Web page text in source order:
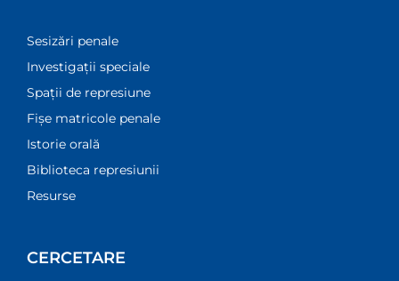
Sesizări penale
Investigații speciale
Spații de represiune
Fișe matricole penale
Istorie orală
Biblioteca represiunii
Resurse
CERCETARE